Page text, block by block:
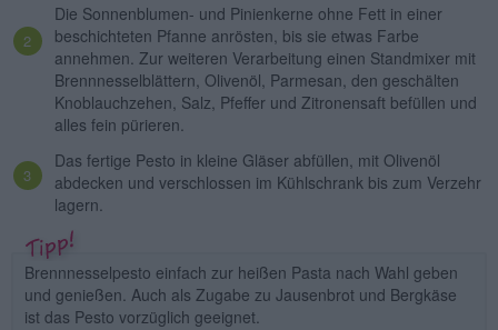
Die Sonnenblumen- und Pinienkerne ohne Fett in einer
beschichteten Pfanne anrösten, bis sie etwas Farbe
annehmen. Zur weiteren Verarbeitung einen Standmixer mit
Brennnesselblättern, Olivenöl, Parmesan, den geschälten
Knoblauchzehen, Salz, Pfeffer und Zitronensaft befüllen und
alles fein pürieren.
Das fertige Pesto in kleine Gläser abfüllen, mit Olivenöl
abdecken und verschlossen im Kühlschrank bis zum Verzehr
lagern.
Brennnesselpesto einfach zur heißen Pasta nach Wahl geben
und genießen. Auch als Zugabe zu Jausenbrot und Bergkäse
ist das Pesto vorzüglich geeignet.